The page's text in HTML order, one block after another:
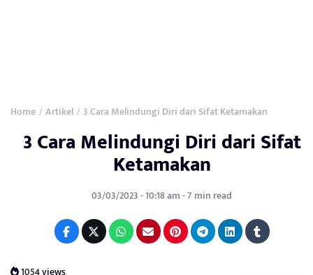
Home / Artikel / 3 Cara Melindungi Diri dari Sifat Ketamakan
3 Cara Melindungi Diri dari Sifat
Ketamakan
03/03/2023 - 10:18 am - 7 min read